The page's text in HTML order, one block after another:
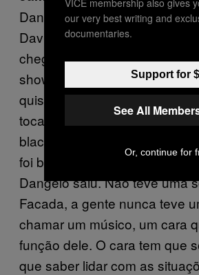
Dangelo não pôde ir, então ele
David pra tocar no lugar dele.
chegou a ensaiar com ele e foi
show acabou nem rolando,
quis perder o contato e
tocando. Tanto que fizemos
black metal com ele chamada
foi bem natural a escolha dele
Dangelo saiu. Não teve uma
Facada, a gente nunca teve
chamar um músico, um cara
função dele. O cara tem que
que saber lidar com as
our very best writing and
documentaries.
Support for
See All
Or, continue for